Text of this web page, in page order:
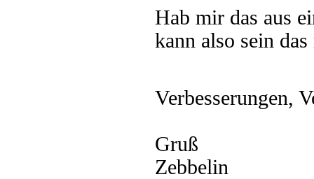
Hab mir das aus
kann also sein
Verbesserungen,
Gruß
Zebbelin